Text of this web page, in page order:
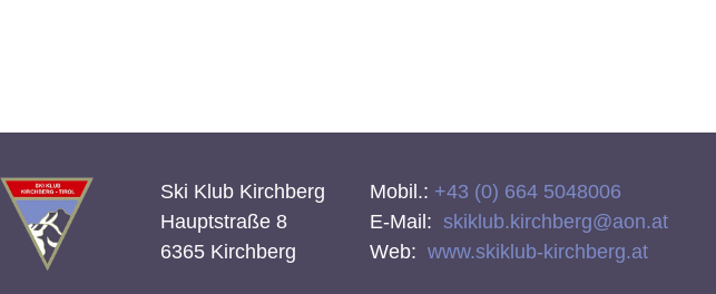
Ski Klub Kirchberg
Hauptstraße 8
6365 Kirchberg
Mobil.: +43 (0) 664 5048006
E-Mail: skiklub.kirchberg@aon.at
Web: www.skiklub-kirchberg.at